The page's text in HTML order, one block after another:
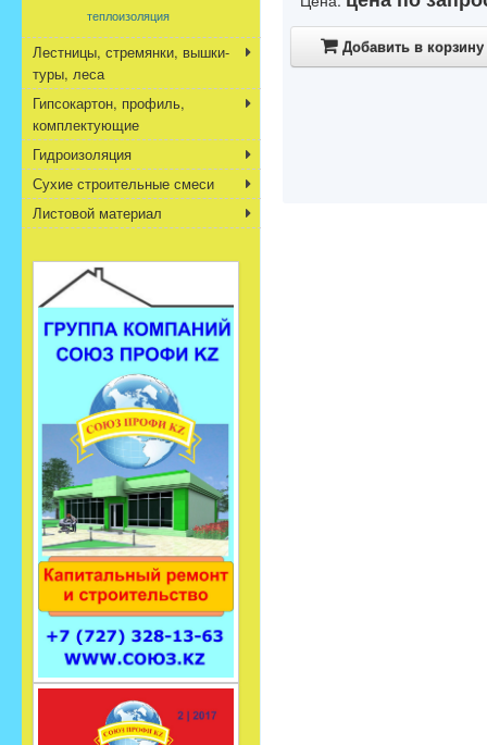
Добавить в корзину
теплоизоляция
Лестницы, стремянки, вышки-
туры, леса
Гипсокартон, профиль,
комплектующие
Гидроизоляция
Сухие строительные смеси
Листовой материал